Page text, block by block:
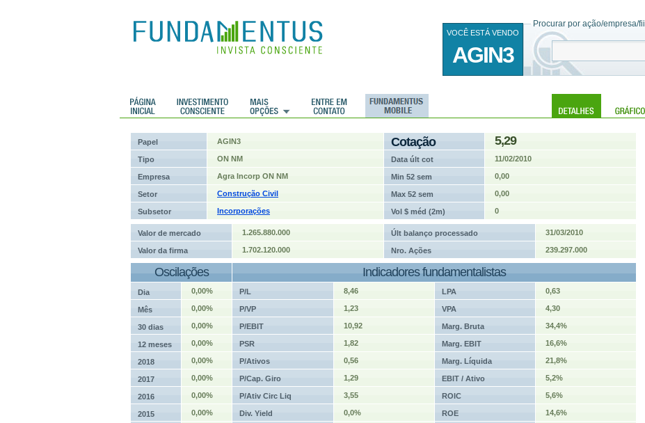
Procurar por ação/empresa/fii
VOCÊ ESTÁ VENDO
AGIN3
Histórico de cotações
Papel AGIN3 Cotação 5,29
Tipo ON NM Data últ cot 11/02/2010
Empresa Agra Incorp ON NM Min 52 sem 0,00
Setor Construção Civil Max 52 sem 0,00
Subsetor Incorporações Vol $ méd (2m) 0
Valor de mercado 1.265.880.000 Últ balanço processado 31/03/2010
Valor da firma 1.702.120.000 Nro. Ações 239.297.000
Oscilações Indicadores fundamentalistas
Dia 0,00% P/L 8,46 LPA 0,63
Mês 0,00% P/VP 1,23 VPA 4,30
30 dias 0,00% P/EBIT 10,92 Marg. Bruta 34,4%
12 meses 0,00% PSR 1,82 Marg. EBIT 16,6%
2018 0,00% P/Ativos 0,56 Marg. Líquida 21,8%
2017 0,00% P/Cap. Giro 1,29 EBIT / Ativo 5,2%
2016 0,00% P/Ativ Circ Liq 3,55 ROIC 5,6%
2015 0,00% Div. Yield 0,0% ROE 14,6%